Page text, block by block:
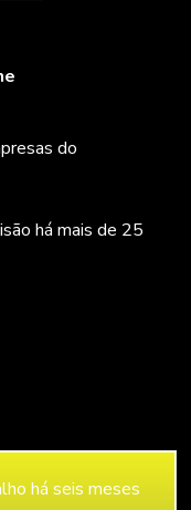
do
há mais de 25
há seis meses